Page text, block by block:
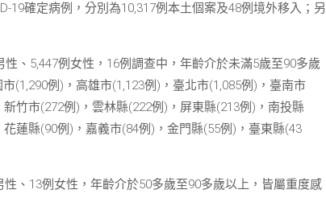
19確定病例，分別為10,317例本土個案及48例境外移入；另
、5,447例女性，16例調查中，年齡介於未滿5歲至90多歲
(1,290例)，高雄市(1,123例)，臺北市(1,085例)，臺南市
竹市(272例)，雲林縣(222例)，屏東縣(213例)，南投縣
蓮縣(90例)，嘉義市(84例)，金門縣(55例)，臺東縣(43
、13例女性，年齡介於50多歲至90多歲以上，皆屬重度感